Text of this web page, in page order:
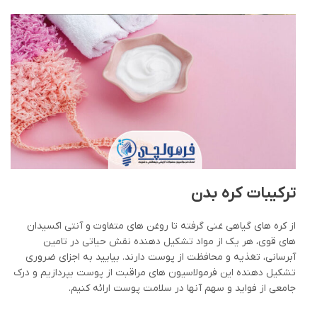
ترکیبات کره بدن
از کره های گیاهی غنی گرفته تا روغن های متفاوت و آنتی اکسیدان
های قوی، هر یک از مواد تشکیل دهنده نقش حیاتی در تامین
آبرسانی، تغذیه و محافظت از پوست دارند. بیایید به اجزای ضروری
تشکیل دهنده این فرمولاسیون های مراقبت از پوست بپردازیم و درک
جامعی از فواید و سهم آنها در سلامت پوست ارائه کنیم.